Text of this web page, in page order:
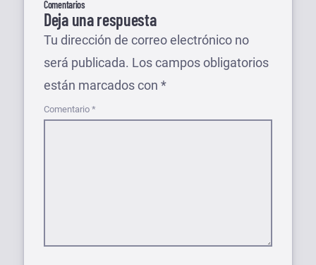
Comentarios
Deja una respuesta
Tu dirección de correo electrónico no
será publicada. Los campos obligatorios
están marcados con *
Comentario *